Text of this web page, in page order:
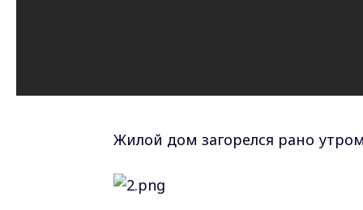
Жилой дом загорелся рано